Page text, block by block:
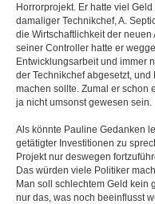
Horrorprojekt. Er hatte viel
damaliger Technikchef, A.
die Wirtschaftlichkeit der
seiner Controller hatte er
Entwicklungsarbeit und immer
der Technikchef abgesetzt,
machen sollte. Zumal er schon
ja nicht umsonst gewesen sein.
Als könnte Pauline Gedanken
getätigter Investitionen zu
Projekt nur deswegen
Das würden viele Politiker
Man soll schlechtem Geld kein
nur das, was noch beeinflusst